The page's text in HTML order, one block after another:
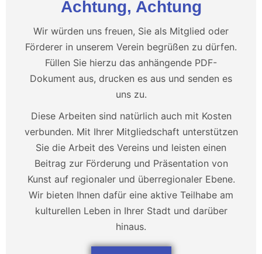
Achtung, Achtung
Wir würden uns freuen, Sie als Mitglied oder
Förderer in unserem Verein begrüßen zu dürfen.
Füllen Sie hierzu das anhängende PDF-
Dokument aus, drucken es aus und senden es
uns zu.
Diese Arbeiten sind natürlich auch mit Kosten
verbunden. Mit Ihrer Mitgliedschaft unterstützen
Sie die Arbeit des Vereins und leisten einen
Beitrag zur Förderung und Präsentation von
Kunst auf regionaler und überregionaler Ebene.
Wir bieten Ihnen dafür eine aktive Teilhabe am
kulturellen Leben in Ihrer Stadt und darüber
hinaus.